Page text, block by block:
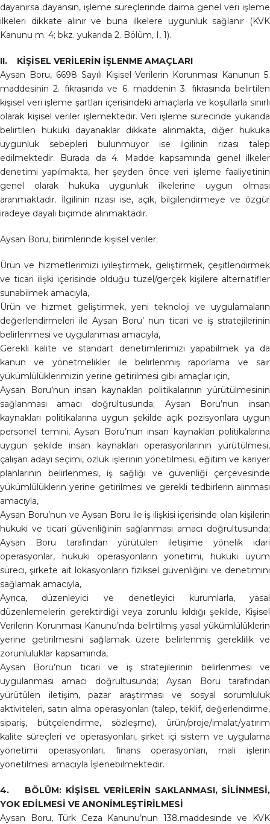
dayanırsa dayansın, işleme süreçlerinde daima genel veri işleme
ilkeleri dikkate alınır ve buna ilkelere uygunluk sağlanır (KVK
Kanunu m. 4; bkz. yukarıda 2. Bölüm, I, 1).
II. KİŞİSEL VERİLERİN İŞLENME AMAÇLARI
Aysan Boru, 6698 Sayılı Kişisel Verilerin Korunması Kanunun 5.
maddesinin 2. fıkrasında ve 6. maddenin 3. fıkrasında belirtilen
kişisel veri işleme şartları içerisindeki amaçlarla ve koşullarla sınırlı
olarak kişisel veriler işlemektedir. Veri işleme sürecinde yukarıda
belirtilen hukuki dayanaklar dikkate alınmakta, diğer hukuka
uygunluk sebepleri bulunmuyor ise ilgilinin rızası talep
edilmektedir. Burada da 4. Madde kapsamında genel ilkeler
denetimi yapılmakta, her şeyden önce veri işleme faaliyetinin
genel olarak hukuka uygunluk ilkelerine uygun olması
aranmaktadır. İlgilinin rızası ise, açık, bilgilendirmeye ve özgür
iradeye dayalı biçimde alınmaktadır.
Aysan Boru, birimlerinde kişisel veriler;
Ürün ve hizmetlerimizi iyileştirmek, geliştirmek, çeşitlendirmek
ve ticari ilişki içerisinde olduğu tüzel/gerçek kişilere alternatifler
sunabilmek amacıyla,
Ürün ve hizmet geliştirmek, yeni teknoloji ve uygulamaların
değerlendirmeleri ile Aysan Boru’ nun ticari ve iş stratejilerinin
belirlenmesi ve uygulanması amacıyla,
Gerekli kalite ve standart denetimlerimizi yapabilmek ya da
kanun ve yönetmelikler ile belirlenmiş raporlama ve sair
yükümlülüklerimizin yerine getirilmesi gibi amaçlar için,
Aysan Boru’nun insan kaynakları politikalarının yürütülmesinin
sağlanması amacı doğrultusunda; Aysan Boru’nun insan
kaynakları politikalarına uygun şekilde açık pozisyonlara uygun
personel temini, Aysan Boru’nun insan kaynakları politikalarına
uygun şekilde insan kaynakları operasyonlarının yürütülmesi,
çalışan adayı seçimi, özlük işlerinin yönetilmesi, eğitim ve kariyer
planlarının belirlenmesi, iş sağlığı ve güvenliği çerçevesinde
yükümlülüklerin yerine getirilmesi ve gerekli tedbirlerin alınması
amacıyla,
Aysan Boru’nun ve Aysan Boru ile iş ilişkisi içerisinde olan kişilerin
hukuki ve ticari güvenliğinin sağlanması amacı doğrultusunda;
Aysan Boru tarafından yürütülen iletişime yönelik idari
operasyonlar, hukuki operasyonların yönetimi, hukuki uyum
süreci, şirkete ait lokasyonların fiziksel güvenliğini ve denetimini
sağlamak amacıyla,
Ayrıca, düzenleyici ve denetleyici kurumlarla, yasal
düzenlemelerin gerektirdiği veya zorunlu kıldığı şekilde, Kişisel
Verilerin Korunması Kanunu’nda belirtilmiş yasal yükümlülüklerin
yerine getirilmesini sağlamak üzere belirlenmiş gereklilik ve
zorunluluklar kapsamında,
Aysan Boru’nun ticari ve iş stratejilerinin belirlenmesi ve
uygulanması amacı doğrultusunda; Aysan Boru tarafından
yürütülen iletişim, pazar araştırması ve sosyal sorumluluk
aktiviteleri, satın alma operasyonları (talep, teklif, değerlendirme,
sipariş, bütçelendirme, sözleşme), ürün/proje/imalat/yatırım
kalite süreçleri ve operasyonları, şirket içi sistem ve uygulama
yönetimi operasyonları, finans operasyonları, mali işlerin
yönetilmesi amacıyla İşlenebilmektedir.
4. BÖLÜM: KİŞİSEL VERİLERİN SAKLANMASI, SİLİNMESİ,
YOK EDİLMESİ VE ANONİMLEŞTİRİLMESİ
Aysan Boru, Türk Ceza Kanunu’nun 138.maddesinde ve KVK